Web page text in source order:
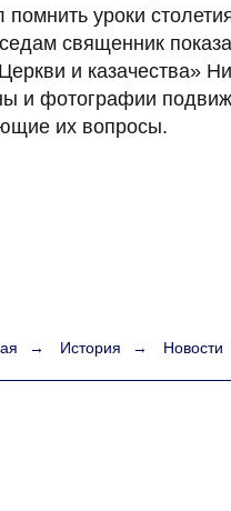
помнить уроки
священник
и казачества»
и фотографии
их вопросы.
→ История → Новости